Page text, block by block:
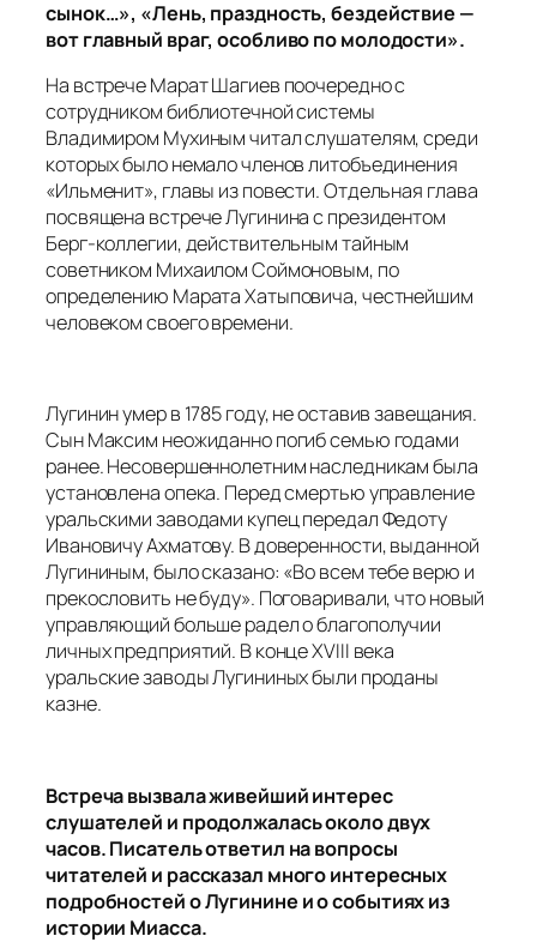
сынок…», «Лень, праздность, бездействие —
вот главный враг, особливо по молодости».
На встрече Марат Шагиев поочередно с
сотрудником библиотечной системы
Владимиром Мухиным читал слушателям, среди
которых было немало членов литобъединения
«Ильменит», главы из повести. Отдельная глава
посвящена встрече Лугинина с президентом
Берг-коллегии, действительным тайным
советником Михаилом Соймоновым, по
определению Марата Хатыповича, честнейшим
человеком своего времени.
Лугинин умер в 1785 году, не оставив завещания.
Сын Максим неожиданно погиб семью годами
ранее. Несовершеннолетним наследникам была
установлена опека. Перед смертью управление
уральскими заводами купец передал Федоту
Ивановичу Ахматову. В доверенности, выданной
Лугининым, было сказано: «Во всем тебе верю и
прекословить не буду». Поговаривали, что новый
управляющий больше радел о благополучии
личных предприятий. В конце XVIII века
уральские заводы Лугининых были проданы
казне.
Встреча вызвала живейший интерес
слушателей и продолжалась около двух
часов. Писатель ответил на вопросы
читателей и рассказал много интересных
подробностей о Лугинине и о событиях из
истории Миасса.